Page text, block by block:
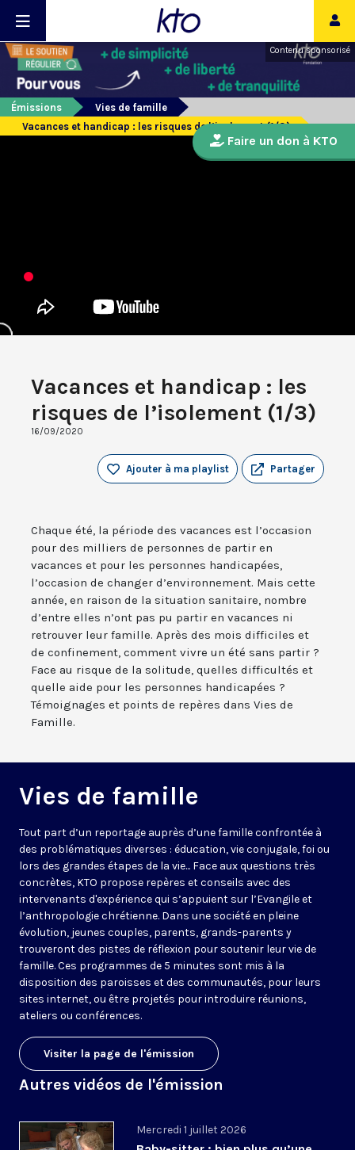
Contenu sponsorisé
Émissions
Vies de famille
Vacances et handicap : les risques de l’isolement (1/3)
Vacances et handicap : les
risques de l’isolement (1/3)
16/09/2020
Partager
Ajouter à ma playlist
Chaque été, la période des vacances est l’occasion
pour des milliers de personnes de partir en
vacances et pour les personnes handicapées,
l’occasion de changer d’environnement. Mais cette
année, en raison de la situation sanitaire, nombre
d’entre elles n’ont pas pu partir en vacances ni
retrouver leur famille. Après des mois difficiles et
de confinement, comment vivre un été sans partir ?
Face au risque de la solitude, quelles difficultés et
quelle aide pour les personnes handicapées ?
Témoignages et points de repères dans Vies de
Famille.
Vies de famille
Tout part d’un reportage auprès d’une famille confrontée à
des problématiques diverses : éducation, vie conjugale, foi ou
lors des grandes étapes de la vie... Face aux questions très
concrètes, KTO propose repères et conseils avec des
intervenants d'expérience qui s’appuient sur l’Evangile et
l’anthropologie chrétienne. Dans une société en pleine
évolution, jeunes couples, parents, grands-parents y
trouveront des pistes de réflexion pour soutenir leur vie de
famille. Ces programmes de 5 minutes sont mis à la
disposition des paroisses et des communautés, pour leurs
sites internet, ou être projetés pour introduire réunions,
ateliers ou conférences.
Visiter la page de l'émission
Autres vidéos de l'émission
Mercredi 1 juillet 2026
Faire un don à KTO